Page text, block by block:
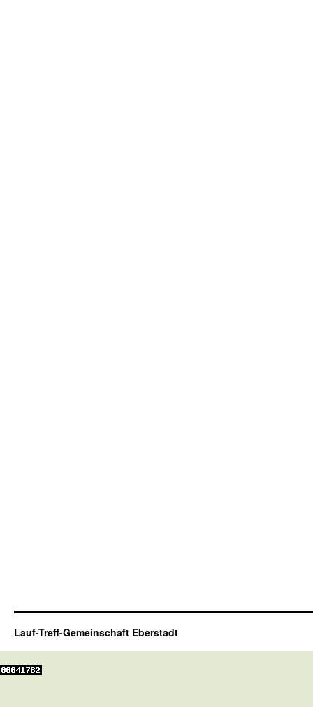
Lauf-Treff-Gemeinschaft Eberstadt